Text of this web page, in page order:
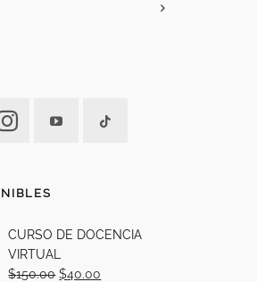
CURSO DE DOCENCIA
VIRTUAL
$150.00 $40.00